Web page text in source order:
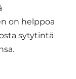
on helppoa
sytytintä